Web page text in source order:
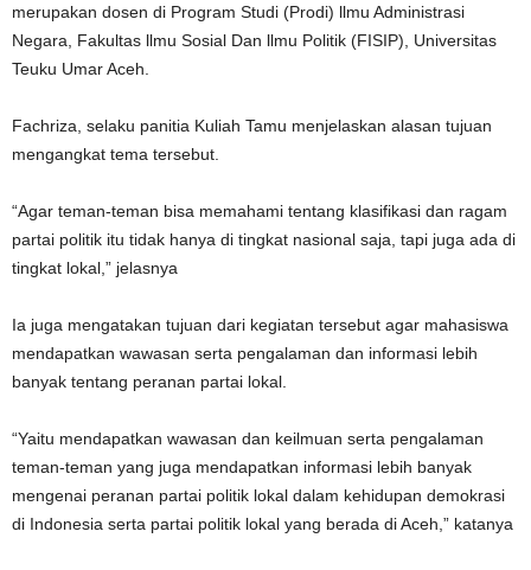
merupakan dosen di Program Studi (Prodi) llmu Administrasi
Negara, Fakultas llmu Sosial Dan llmu Politik (FISIP), Universitas
Teuku Umar Aceh.
Fachriza, selaku panitia Kuliah Tamu menjelaskan alasan tujuan
mengangkat tema tersebut.
“Agar teman-teman bisa memahami tentang klasifikasi dan ragam
partai politik itu tidak hanya di tingkat nasional saja, tapi juga ada di
tingkat lokal,” jelasnya
Ia juga mengatakan tujuan dari kegiatan tersebut agar mahasiswa
mendapatkan wawasan serta pengalaman dan informasi lebih
banyak tentang peranan partai lokal.
“Yaitu mendapatkan wawasan dan keilmuan serta pengalaman
teman-teman yang juga mendapatkan informasi lebih banyak
mengenai peranan partai politik lokal dalam kehidupan demokrasi
di Indonesia serta partai politik lokal yang berada di Aceh,” katanya